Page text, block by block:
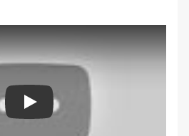
Play